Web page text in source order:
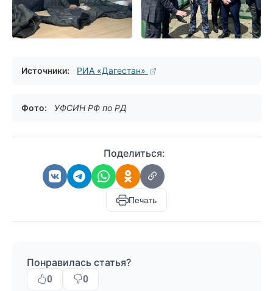
Источники: РИА «Дагестан»
Фото: УФСИН РФ по РД
Поделиться:
Печать
Понравилась статья?
0 0